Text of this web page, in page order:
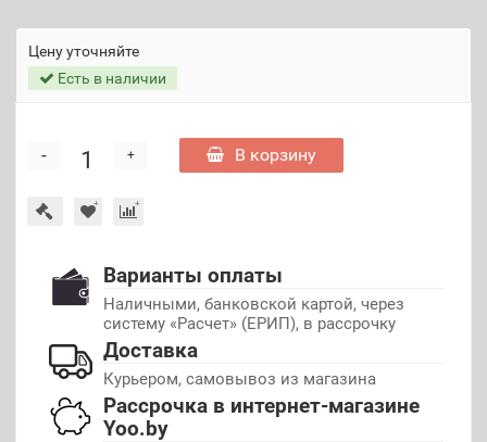
Цену уточняйте
Есть в наличии
+
- В корзину
Варианты оплаты
Наличными, банковской картой, через
систему «Расчет» (ЕРИП), в рассрочку
Доставка
Курьером, самовывоз из магазина
Рассрочка в интернет-магазине
Yoo.by